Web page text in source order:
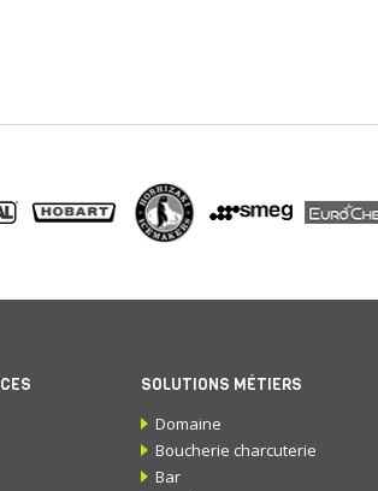
SOLUTIONS MÉTIERS
Domaine
Boucherie charcuterie
Bar